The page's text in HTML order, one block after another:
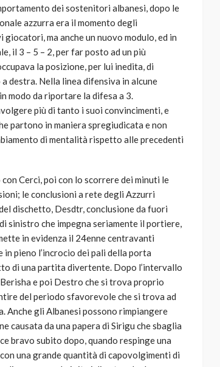
dei sostenitori albanesi, dopo le
azzurra era il momento degli
ma anche un nuovo modulo, ed in
il 3 – 5 – 2, per far posto ad un più
la posizione, per lui inedita, di
destra. Nella linea difensiva in alcune
modo da riportare la difesa a 3.
più di tanto i suoi convincimenti, e
partono in maniera spregiudicata e non
di mentalità rispetto alle precedenti
Cerci, poi con lo scorrere dei minuti le
le conclusioni a rete degli Azzurri
dischetto, Desdtr, conclusione da fuori
sinistro che impegna seriamente il portiere,
in evidenza il 24enne centravanti
in pieno l’incrocio dei pali della porta
di una partita divertente. Dopo l’intervallo
e poi Destro che si trova proprio
del periodo sfavorevole che si trova ad
Anche gli Albanesi possono rimpiangere
causata da una papera di Sirigu che sbaglia
bravo subito dopo, quando respinge una
una grande quantità di capovolgimenti di